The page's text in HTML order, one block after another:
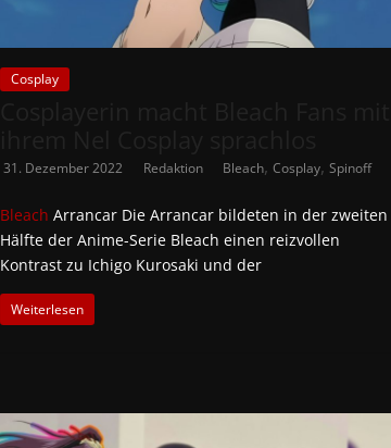
Cosplay
31. Dezember 2022 Redaktion Bleach,Cosplay,Spinoff
Bleach Arrancar Die Arrancar bildeten in der zweiten
Hälfte der Anime-Serie Bleach einen reizvollen
Kontrast zu Ichigo Kurosaki und der
Weiterlesen